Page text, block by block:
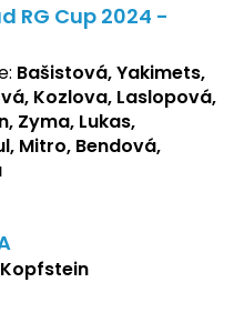
Bašistová Beáta,
Pšeničková Vanesa,
Laslopová B.,
Lukas, Negreskul ,
Flaksová
RG Cup 2024 -
Bašistová, Yakimets,
Kozlova, Laslopová,
Zyma, Lukas,
Mitro, Bendová,
Kopfstein